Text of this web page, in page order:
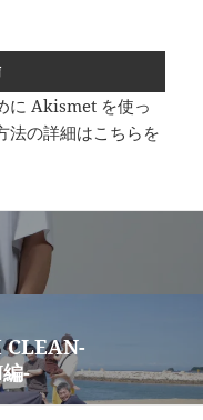
に Akismet を使っ
法の詳細はこちらを
CLEAN-
-